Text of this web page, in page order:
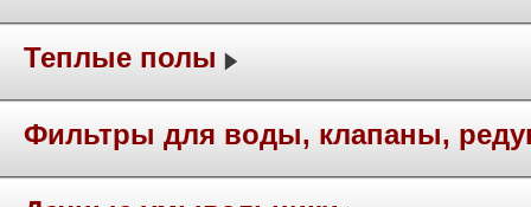
Теплые полы
Фильтры для воды, клапаны,